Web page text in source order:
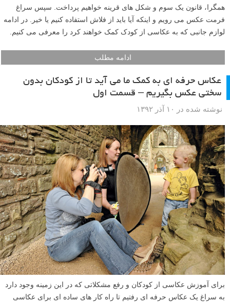
همگرا، قانون یک سوم و شکل های قرینه خواهیم پرداخت. سپس سراغ
فرمت عکس می رویم و اینکه آیا باید از فلاش استفاده کنیم یا خیر. در ادامه
لوازم جانبی که به عکاسی از کودک کمک خواهند کرد را معرفی می کنیم.
ادامه مطلب
عکاس حرفه ای به کمک ما می آید تا از کودکان بدون
سختی عکس بگیریم – قسمت اول
نوشته شده در ۱۰ آذر ۱۳۹۲
برای آموزش عکاسی از کودکان و رفع مشکلاتی که در این زمینه وجود دارد
به سراغ یک عکاس حرفه ای رفتیم تا راه کار های ساده ای برای عکاسی